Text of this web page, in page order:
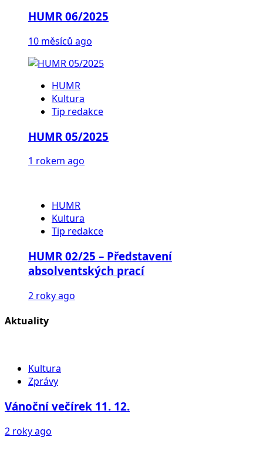
HUMR 06/2025
10 měsíců ago
HUMR
Kultura
Tip redakce
HUMR 05/2025
1 rokem ago
HUMR
Kultura
Tip redakce
HUMR 02/25 – Představení
absolventských prací
2 roky ago
Aktuality
Kultura
Zprávy
Vánoční večírek 11. 12.
2 roky ago